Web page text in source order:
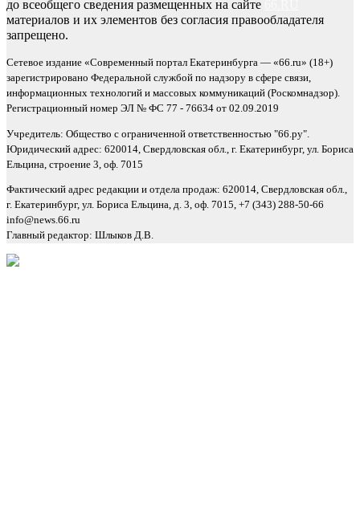
до всеобщего сведения размещенных на сайте
материалов и их элементов без согласия правообладателя
запрещено.
Сетевое издание «Современный портал Екатеринбурга — «66.ru» (18+)
зарегистрировано Федеральной службой по надзору в сфере связи,
информационных технологий и массовых коммуникаций (Роскомнадзор).
Регистрационный номер ЭЛ № ФС 77 - 76634 от 02.09.2019
Учредитель: Общество с ограниченной ответственностью "66.ру".
Юридический адрес: 620014, Свердловская обл., г. Екатеринбург, ул. Бориса
Ельцина, строение 3, оф. 7015
Фактический адрес редакции и отдела продаж: 620014, Свердловская обл.,
г. Екатеринбург, ул. Бориса Ельцина, д. 3, оф. 7015, +7 (343) 288-50-66
info@news.66.ru
Главный редактор: Шлыков Д.В.